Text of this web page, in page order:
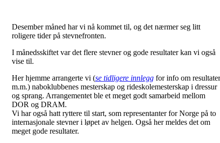
Desember måned har vi nå kommet til, og det nærmer seg litt
roligere tider på stevnefronten.
I månedsskiftet var det flere stevner og gode resultater kan vi også
vise til.
Her hjemme arrangerte vi (se tidligere innlegg for info om resultater
m.m.) naboklubbenes mesterskap og rideskolemesterskap i dressur
og sprang. Arrangementet ble et meget godt samarbeid mellom
DOR og DRAM.
Vi har også hatt ryttere til start, som representanter for Norge på to
internasjonale stevner i løpet av helgen. Også her meldes det om
meget gode resultater.